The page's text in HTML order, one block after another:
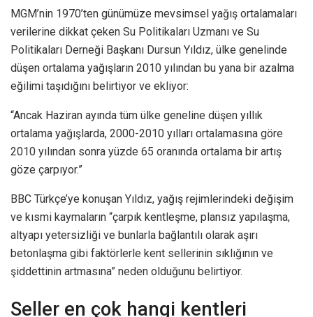
MGM’nin 1970’ten günümüze mevsimsel yağış ortalamaları
verilerine dikkat çeken Su Politikaları Uzmanı ve Su
Politikaları Derneği Başkanı Dursun Yıldız, ülke genelinde
düşen ortalama yağışların 2010 yılından bu yana bir azalma
eğilimi taşıdığını belirtiyor ve ekliyor:
“Ancak Haziran ayında tüm ülke geneline düşen yıllık
ortalama yağışlarda, 2000-2010 yılları ortalamasına göre
2010 yılından sonra yüzde 65 oranında ortalama bir artış
göze çarpıyor.”
BBC Türkçe’ye konuşan Yıldız, yağış rejimlerindeki değişim
ve kısmi kaymaların “çarpık kentleşme, plansız yapılaşma,
altyapı yetersizliği ve bunlarla bağlantılı olarak aşırı
betonlaşma gibi faktörlerle kent sellerinin sıklığının ve
şiddettinin artmasına” neden olduğunu belirtiyor.
Seller en çok hangi kentleri